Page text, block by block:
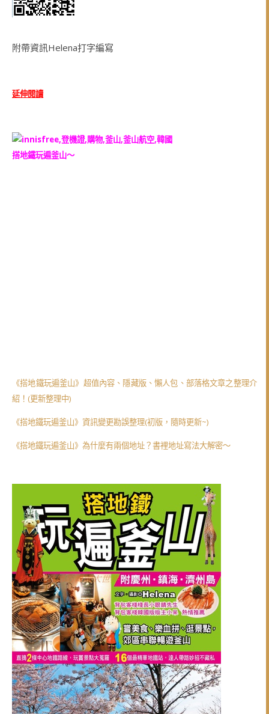
附帶資訊Helena打字編寫
延伸閱讀
搭地鐵玩遍釜山～
《搭地鐵玩遍釜山》超值內容、隱藏版、懶人包、部落格文章之整理介
紹！(更新整理中)
《搭地鐵玩遍釜山》資訊變更勘誤整理(初版，隨時更新~)
《搭地鐵玩遍釜山》為什麼有兩個地址？書裡地址寫法大解密～